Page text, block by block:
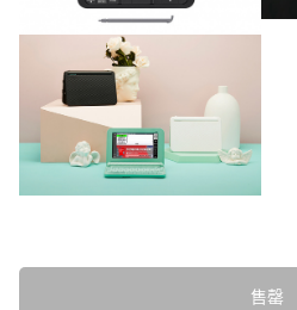
售罄